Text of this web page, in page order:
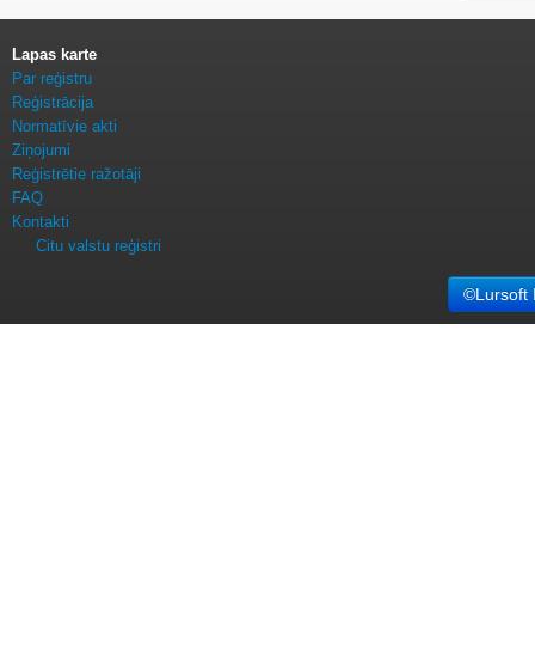
Lapas karte
Par reģistru
Reģistrācija
Normatīvie akti
Ziņojumi
Reģistrētie ražotāji
FAQ
Kontakti
Citu valstu reģistri
©Lursoft